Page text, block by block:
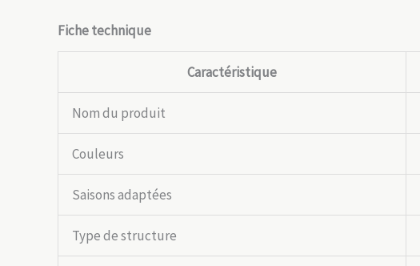
Fiche technique
Caractéristique
Nom du produit
Couleurs
Saisons adaptées
Type de structure